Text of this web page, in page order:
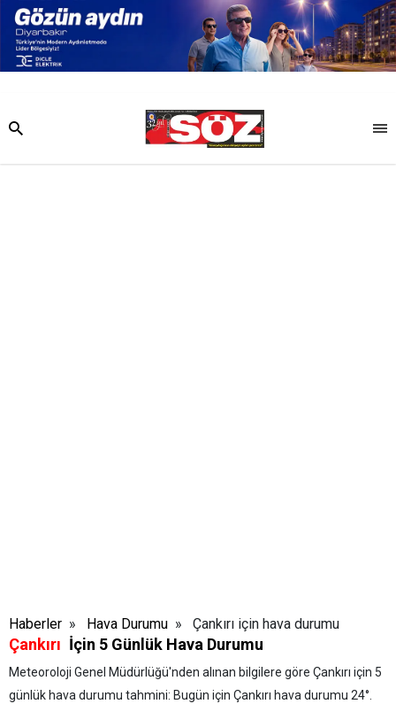
Haberler » Hava Durumu » Çankırı için hava durumu
Çankırı İçin 5 Günlük Hava Durumu
Meteoroloji Genel Müdürlüğü'nden alınan bilgilere göre Çankırı için 5
günlük hava durumu tahmini: Bugün için Çankırı hava durumu 24°.